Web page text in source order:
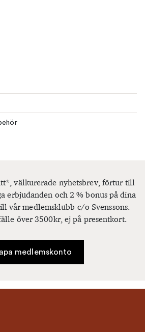
välkurerade nyhetsbrev, förtur till
erbjudanden och 2 % bonus på dina
vår medlemsklubb c/o Svenssons.
över 3500kr, ej på presentkort.
medlemskonto